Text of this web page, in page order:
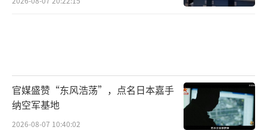
官媒盛赞“东风浩荡”，点名日本嘉手
纳空军基地
2026-08-07 10:40:02